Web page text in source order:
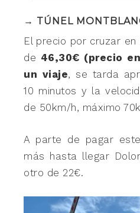
→ TÚNEL
El precio por cruzar
de 46,30€ (precio
un viaje, se tarda
10 minutos y la
de 50km/h, máximo
A parte de pagar
más hasta llegar
otro de 22€.